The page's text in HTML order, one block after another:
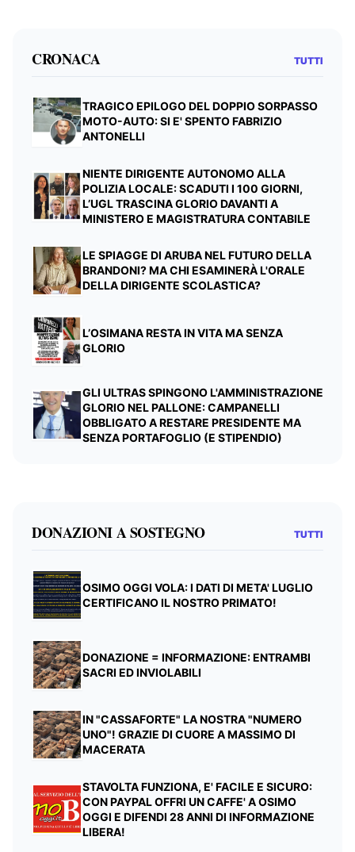
CRONACA TUTTI
TRAGICO EPILOGO DEL DOPPIO SORPASSO
MOTO-AUTO: SI E' SPENTO FABRIZIO
ANTONELLI
NIENTE DIRIGENTE AUTONOMO ALLA
POLIZIA LOCALE: SCADUTI I 100 GIORNI,
L’UGL TRASCINA GLORIO DAVANTI A
MINISTERO E MAGISTRATURA CONTABILE
LE SPIAGGE DI ARUBA NEL FUTURO DELLA
BRANDONI? MA CHI ESAMINERÀ L'ORALE
DELLA DIRIGENTE SCOLASTICA?
L’OSIMANA RESTA IN VITA MA SENZA
GLORIO
GLI ULTRAS SPINGONO L'AMMINISTRAZIONE
GLORIO NEL PALLONE: CAMPANELLI
OBBLIGATO A RESTARE PRESIDENTE MA
SENZA PORTAFOGLIO (E STIPENDIO)
DONAZIONI A SOSTEGNO TUTTI
OSIMO OGGI VOLA: I DATI DI META' LUGLIO
CERTIFICANO IL NOSTRO PRIMATO!
DONAZIONE = INFORMAZIONE: ENTRAMBI
SACRI ED INVIOLABILI
IN "CASSAFORTE" LA NOSTRA "NUMERO
UNO"! GRAZIE DI CUORE A MASSIMO DI
MACERATA
STAVOLTA FUNZIONA, E' FACILE E SICURO:
CON PAYPAL OFFRI UN CAFFE' A OSIMO
OGGI E DIFENDI 28 ANNI DI INFORMAZIONE
LIBERA!